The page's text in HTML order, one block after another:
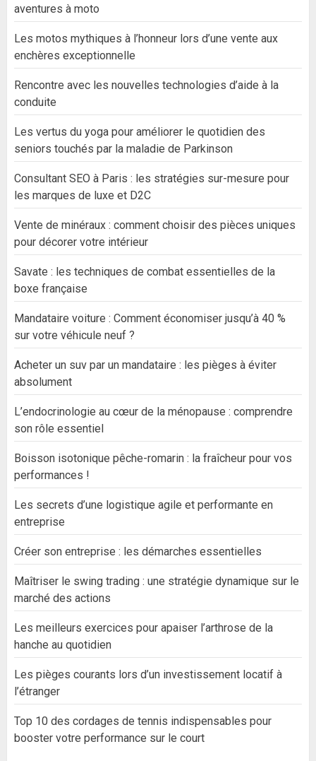
aventures à moto
Les motos mythiques à l’honneur lors d’une vente aux
enchères exceptionnelle
Rencontre avec les nouvelles technologies d’aide à la
conduite
Les vertus du yoga pour améliorer le quotidien des
seniors touchés par la maladie de Parkinson
Consultant SEO à Paris : les stratégies sur-mesure pour
les marques de luxe et D2C
Vente de minéraux : comment choisir des pièces uniques
pour décorer votre intérieur
Savate : les techniques de combat essentielles de la
boxe française
Mandataire voiture : Comment économiser jusqu’à 40 %
sur votre véhicule neuf ?
Acheter un suv par un mandataire : les pièges à éviter
absolument
L’endocrinologie au cœur de la ménopause : comprendre
son rôle essentiel
Boisson isotonique pêche-romarin : la fraîcheur pour vos
performances !
Les secrets d’une logistique agile et performante en
entreprise
Créer son entreprise : les démarches essentielles
Maîtriser le swing trading : une stratégie dynamique sur le
marché des actions
Les meilleurs exercices pour apaiser l’arthrose de la
hanche au quotidien
Les pièges courants lors d’un investissement locatif à
l’étranger
Top 10 des cordages de tennis indispensables pour
booster votre performance sur le court